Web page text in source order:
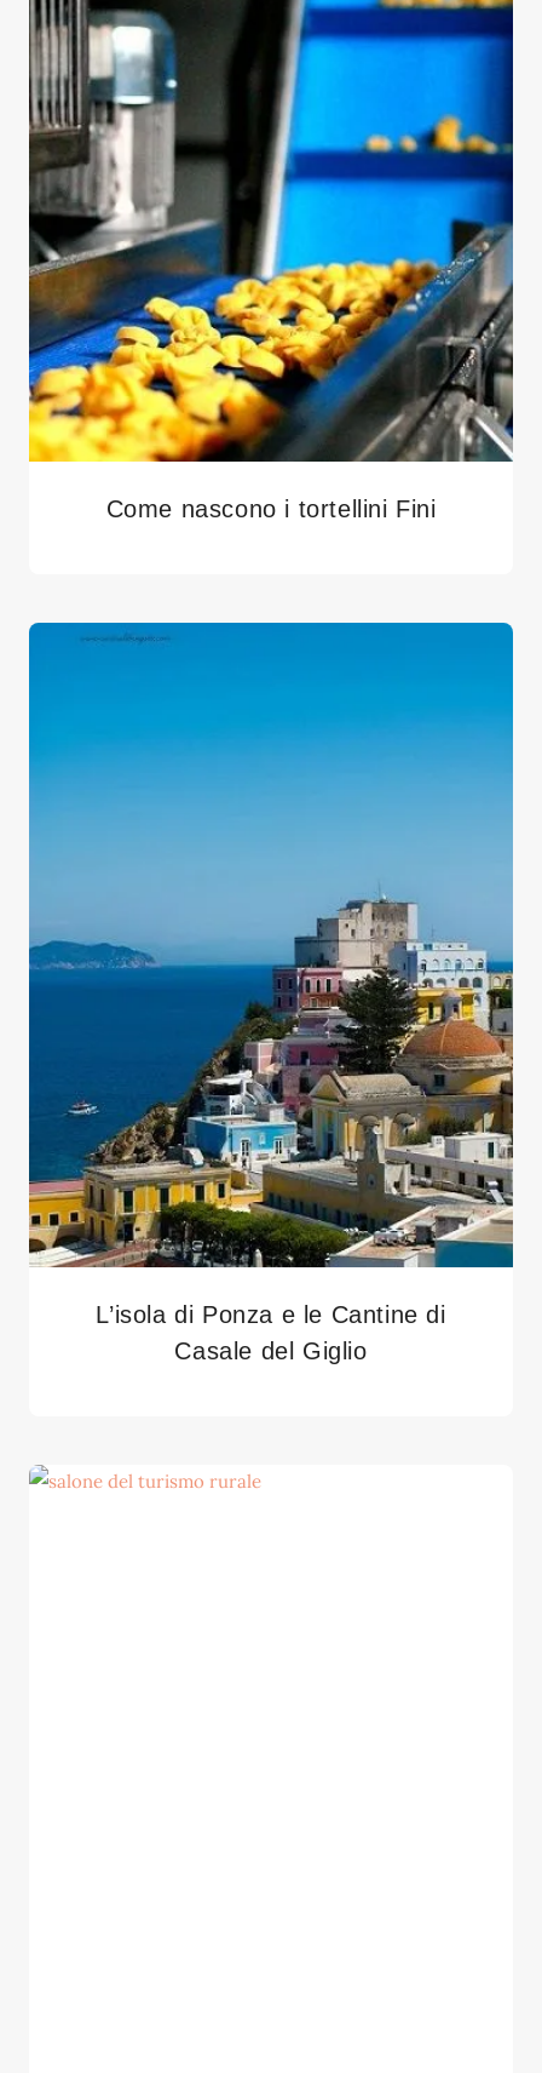
Come nascono i tortellini Fini
L’isola di Ponza e le Cantine di
Casale del Giglio